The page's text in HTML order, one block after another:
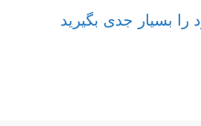
را بسیار جدی بگیرید